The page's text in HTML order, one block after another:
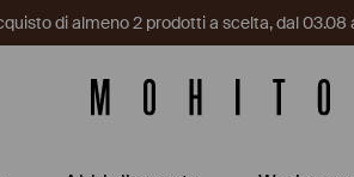
di almeno 2 prodotti a scelta, dal 03.08